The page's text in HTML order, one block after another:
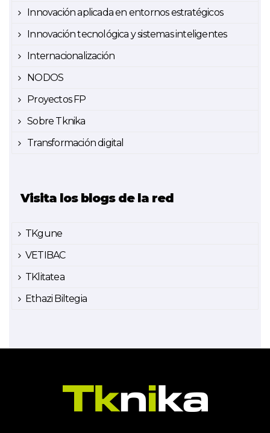
Innovación aplicada en entornos estratégicos
Innovación tecnológica y sistemas inteligentes
Internacionalización
NODOS
Proyectos FP
Sobre Tknika
Transformación digital
Visita los blogs de la red
TKgune
VETIBAC
TKlitatea
Ethazi Biltegia